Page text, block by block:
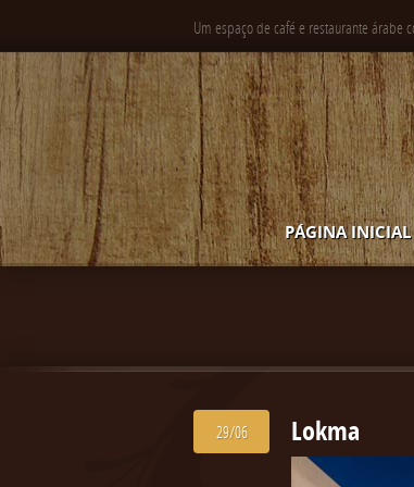
Um espaço de café e restaurante árabe
PÁGINA INICIAL
29/06 Lokma